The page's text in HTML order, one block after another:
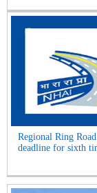
Regional Ring
deadline for sixth